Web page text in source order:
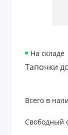
На складе
Тапочки
Всего в
Свободный